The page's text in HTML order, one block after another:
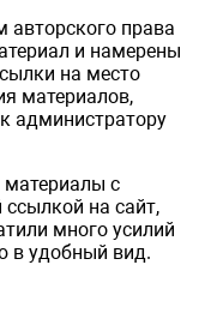
авторского права
и намерены
на место
материалов,
администратору
материалы с
ссылкой на сайт,
много усилий
в удобный вид.